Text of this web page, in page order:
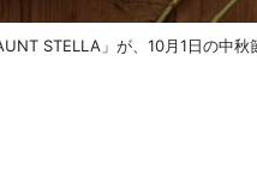
STELLA」が、10月1日の中